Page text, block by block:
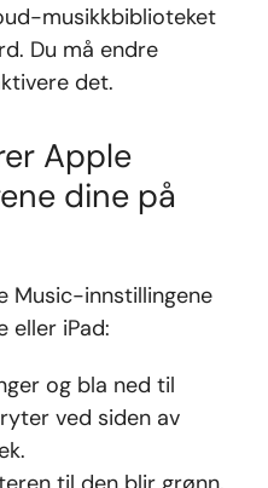
musikkbiblioteket
Du må endre
det.
Apple
dine på
Music-innstillingene
eller iPad:
og bla ned til
ved siden av